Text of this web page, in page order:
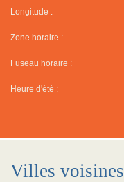
Longitude :
Zone horaire :
Fuseau horaire :
Heure d'été :
Villes voisines